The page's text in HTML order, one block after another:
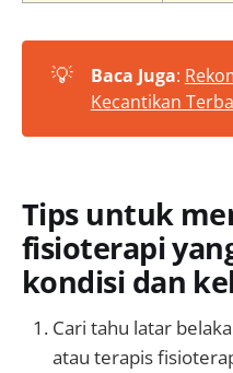
💡 Baca Juga:
Kecantikan
Tips untuk
fisioterapi
kondisi dan
Cari tahu latar
atau terapis